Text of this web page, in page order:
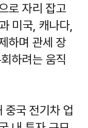
로 자리 잡고
미국, 캐나다,
하며 관세 장
하려는 움직
중국 전기차 업